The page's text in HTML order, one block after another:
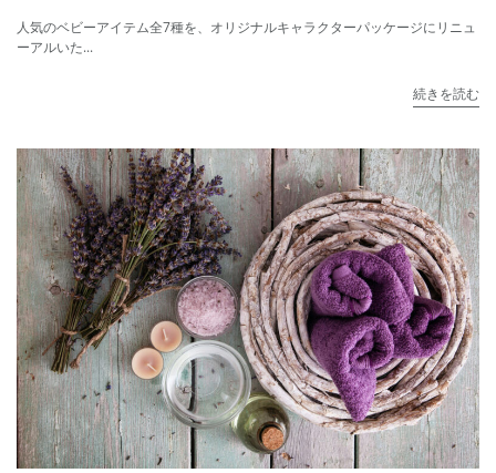
人気のベビーアイテム全7種を、オリジナルキャラクターパッケージにリニュ
ーアルいた...
続きを読む